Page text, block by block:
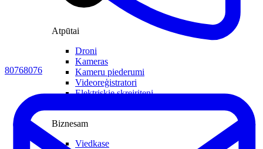
Atpūtai
Droni
Kameras
Kameru piederumi
Videoreģistratori
Elektriskie skrejriteņi
Biznesam
Viedkase
80768076